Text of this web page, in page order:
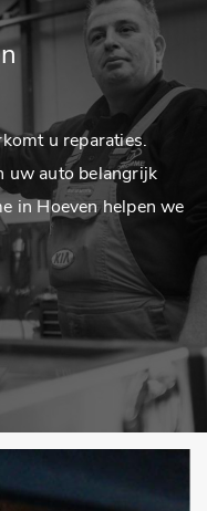
u reparaties.
uw auto belangrijk
in Hoeven helpen we